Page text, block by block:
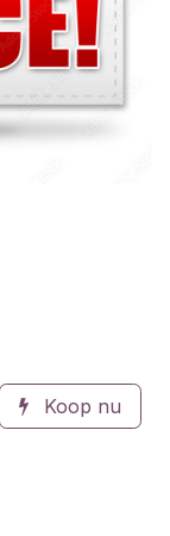
Koop nu